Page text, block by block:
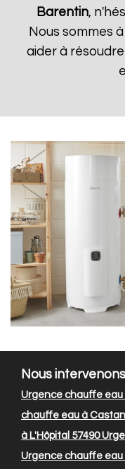
Barentin,
Nous sommes
aider à
Nous
Urgence chauffe eau
chauffe eau à
à L'Hôpital 57490
Urgence chauffe eau